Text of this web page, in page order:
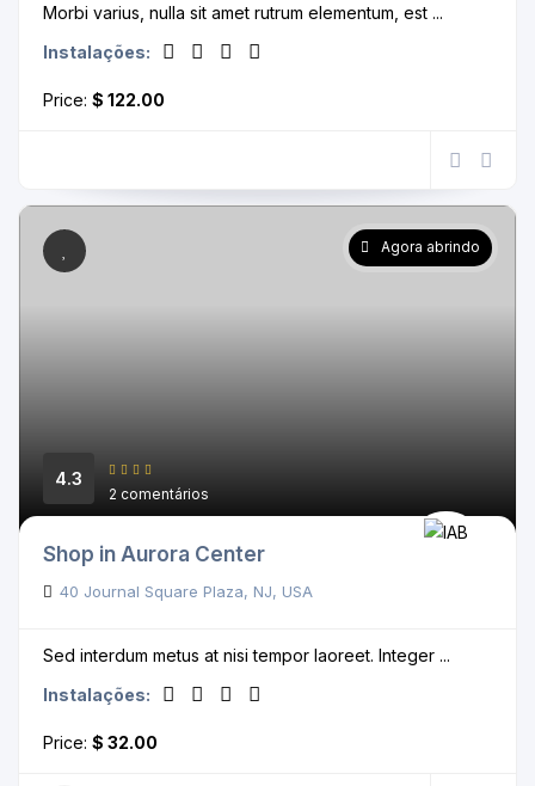
Morbi varius, nulla sit amet rutrum elementum, est ...
Instalações:
Price: $ 122.00
Agora abrindo
4.3
2 comentários
Shop in Aurora Center
40 Journal Square Plaza, NJ, USA
Sed interdum metus at nisi tempor laoreet. Integer ...
Instalações:
Price: $ 32.00